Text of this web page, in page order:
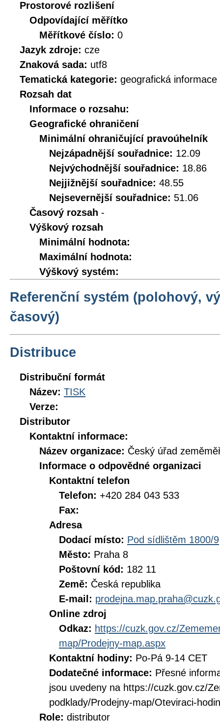
Prostorové rozlišení
Odpovídající měřítko
Měřítkové číslo: 0
Jazyk zdroje: cze
Znaková sada: utf8
Tematická kategorie: geografická informace
Rozsah dat
Informace o rozsahu:
Geografické ohraničení
Minimální ohraničující pravoúhelník
Nejzápadnější souřadnice: 12.09
Nejvýchodnější souřadnice: 18.86
Nejjižnější souřadnice: 48.55
Nejsevernější souřadnice: 51.06
Časový rozsah -
Výškový rozsah
Minimální hodnota:
Maximální hodnota:
Výškový systém:
Referenční systém (polohový,
časový)
Distribuce
Distribuční formát
Název: TISK
Verze:
Distributor
Kontaktní informace:
Název organizace: Český úřad
Informace o odpovědné organizaci
Kontaktní telefon
Telefon: +420 284 043 533
Fax:
Adresa
Dodací místo: Pod sídlištěm 1800/9
Město: Praha 8
Poštovní kód: 182 11
Země: Česká republika
E-mail:
Online zdroj
Odkaz: https://cuzk.gov.cz/
map/Prodejny-map.aspx
Kontaktní hodiny: Po-Pá 9-14 CET
Dodatečné informace: Přesné
jsou uvedeny na https://cuzk.gov.cz/
podklady/Prodejny-map/Oteviraci-
Role: distributor